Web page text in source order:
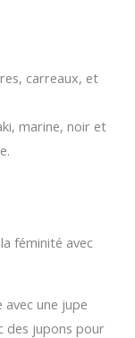
carreaux, et
marine, noir et
féminité avec
une jupe
des jupons pour